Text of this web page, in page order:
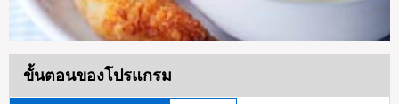
ขั้นตอนของโปรแกรม